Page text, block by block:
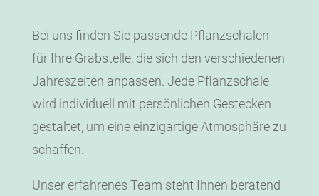
Bei uns finden Sie passende Pflanzschalen
für Ihre Grabstelle, die sich den verschiedenen
Jahreszeiten anpassen. Jede Pflanzschale
wird individuell mit persönlichen Gestecken
gestaltet, um eine einzigartige Atmosphäre zu
schaffen.
Unser erfahrenes Team steht Ihnen beratend